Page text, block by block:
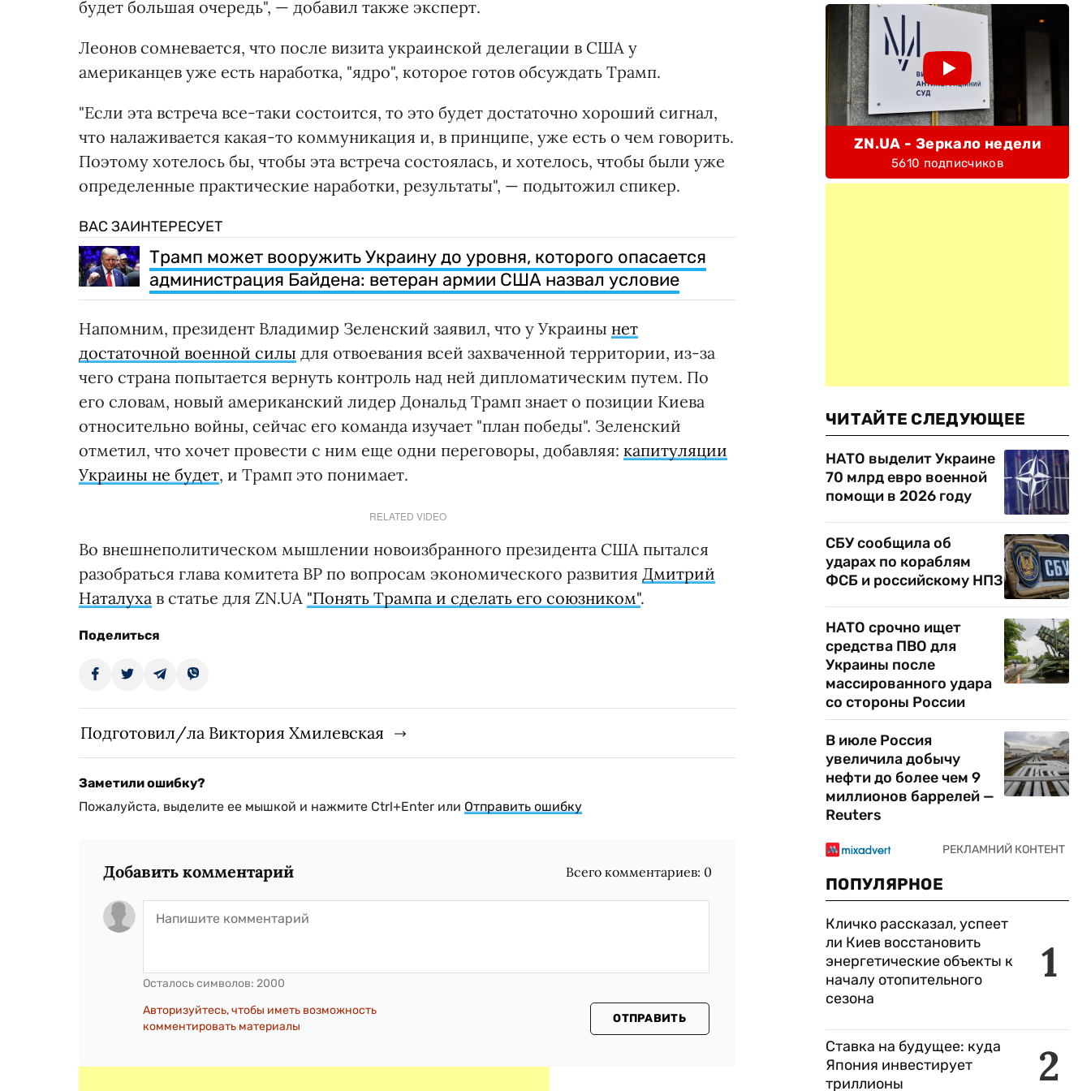
будет большая очередь", — добавил также эксперт.
Леонов сомневается, что после визита украинской делегации в США у
американцев уже есть наработка, "ядро", которое готов обсуждать Трамп.
"Если эта встреча все-таки состоится, то это будет достаточно хороший сигнал,
что налаживается какая-то коммуникация и, в принципе, уже есть о чем говорить.
Поэтому хотелось бы, чтобы эта встреча состоялась, и хотелось, чтобы были уже
определенные практические наработки, результаты", — подытожил спикер.
ВАС ЗАИНТЕРЕСУЕТ
Трамп может вооружить Украину до уровня, которого опасается
администрация Байдена: ветеран армии США назвал условие
Напомним, президент Владимир Зеленский заявил, что у Украины нет
достаточной военной силы для отвоевания всей захваченной территории, из-за
чего страна попытается вернуть контроль над ней дипломатическим путем. По
его словам, новый американский лидер Дональд Трамп знает о позиции Киева
относительно войны, сейчас его команда изучает "план победы". Зеленский
отметил, что хочет провести с ним еще одни переговоры, добавляя: капитуляции
Украины не будет, и Трамп это понимает.
RELATED VIDEO
Во внешнеполитическом мышлении новоизбранного президента США пытался
разобраться глава комитета ВР по вопросам экономического развития Дмитрий
Наталуха в статье для ZN.UA "Понять Трампа и сделать его союзником".
Поделиться
Подготовил/ла Виктория Хмилевская
Заметили ошибку?
Пожалуйста, выделите ее мышкой и нажмите Ctrl+Enter или Отправить ошибку
Добавить комментарий Всего комментариев: 0
Осталось символов: 2000
Авторизуйтесь, чтобы иметь возможность
комментировать материалы
ОТПРАВИТЬ
ZN.UA - Зеркало недели
5610 подписчиков
ЧИТАЙТЕ СЛЕДУЮЩЕЕ
НАТО выделит Украине
70 млрд евро военной
помощи в 2026 году
СБУ сообщила об
ударах по кораблям
ФСБ и российскому НПЗ
НАТО срочно ищет
средства ПВО для
Украины после
массированного удара
со стороны России
В июле Россия
увеличила добычу
нефти до более чем 9
миллионов баррелей —
Reuters
ПОПУЛЯРНОЕ
1
Кличко рассказал, успеет
ли Киев восстановить
энергетические объекты к
началу отопительного
сезона
2
Ставка на будущее: куда
Япония инвестирует
триллионы